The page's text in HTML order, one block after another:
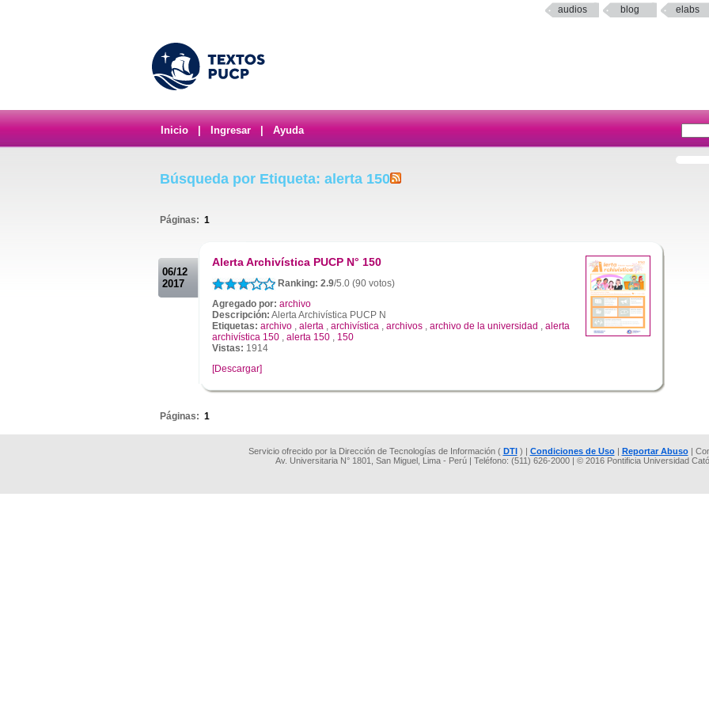
audios blog elabs
Inicio Ingresar Ayuda
Búsqueda por Etiqueta: alerta 150
Páginas: 1
06/12
2017
Alerta Archivística PUCP N° 150
Ranking: 2.9/5.0 (90 votos)
Agregado por: archivo
Descripción: Alerta Archivística PUCP N
Etiquetas: archivo , alerta , archivística , archivos , archivo de la universidad , alerta
archivística 150 , alerta 150 , 150
Vistas: 1914
[Descargar]
Páginas: 1
Servicio ofrecido por la Dirección de Tecnologías de Información ( DTI) | Condiciones de Uso| Reportar Abuso|
Av. Universitaria N° 1801, San Miguel, Lima - Perú | Teléfono: (511) 626-2000 | © 2016 Pontificia Universidad